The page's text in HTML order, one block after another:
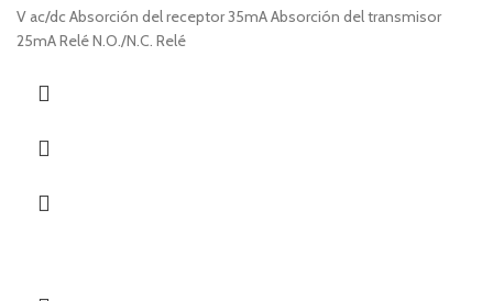
V ac/dc Absorción del receptor 35mA Absorción del transmisor
25mA Relé N.O./N.C. Relé